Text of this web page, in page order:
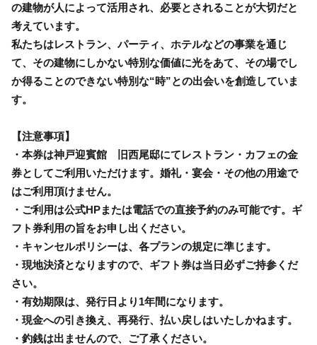
の建物が人によって活用され、必要とされることが大切だと
考えています。
私たちはレストラン、パーティ、ホテルなどの事業を通じ
て、その建物にしかない特別な価値に光をあて、その場でし
か得ることのできない特別な“時”との出会いを創造していま
す。
【注意事項】
・本券は神戸迎賓館 旧西尾邸にてレストラン・カフェの金
券としてご利用いただけます。婚礼・宴会・その他の用途で
はご利用頂けません。
・ご利用は公式HPまたは電話での直接予約のみ可能です。ギ
フト券利用の旨をお申し出ください。
・キャンセルポリシーは、各プランの規定に準じます。
・現地決済となりますので、ギフト券は当日必ずご持参くだ
さい。
・有効期限は、発行日より1年間になります。
・現金への引き換え、再発行、払い戻しはいたしかねます。
・釣銭は出ませんので、ご了承ください。